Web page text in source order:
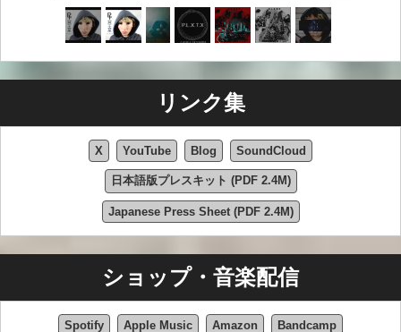
リンク集
X YouTube Blog SoundCloud
日本語版プレスキット (PDF 2.4M)
Japanese Press Sheet (PDF 2.4M)
ショップ・音楽配信
Spotify Apple Music Amazon Bandcamp